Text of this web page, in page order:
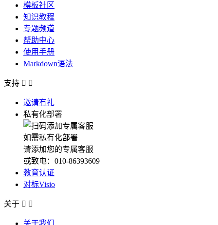
模板社区
知识教程
专题频道
帮助中心
使用手册
Markdown语法
支持  
邀请有礼
私有化部署
如需私有化部署
请添加您的专属客服
或致电：010-86393609
教育认证
对标Visio
关于  
关于我们